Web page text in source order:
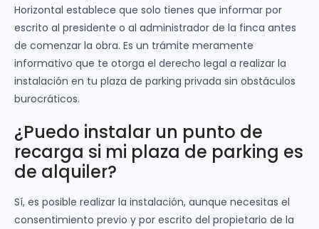
Horizontal establece que solo tienes que informar por
escrito al presidente o al administrador de la finca antes
de comenzar la obra. Es un trámite meramente
informativo que te otorga el derecho legal a realizar la
instalación en tu plaza de parking privada sin obstáculos
burocráticos.
¿Puedo instalar un punto de
recarga si mi plaza de parking es
de alquiler?
Sí, es posible realizar la instalación, aunque necesitas el
consentimiento previo y por escrito del propietario de la